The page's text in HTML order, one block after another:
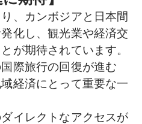
、カンボジアと日本間
化し、観光業や経済交
が期待されています。
際旅行の回復が進む
経済にとって重要な一
イレクトなアクセスが